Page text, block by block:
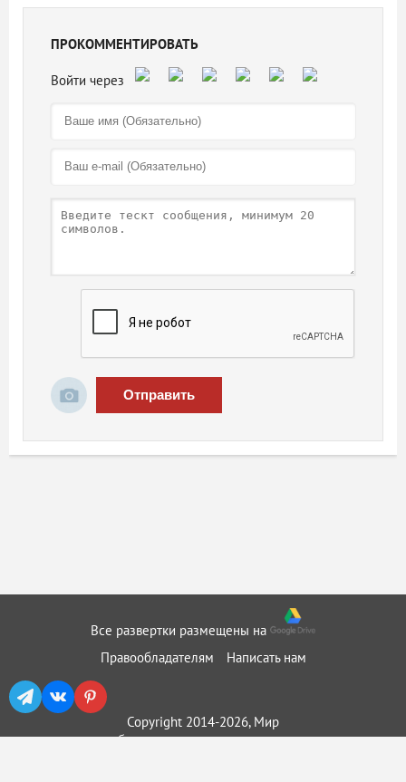
ПРОКОММЕНТИРОВАТЬ
Отправить
Все развертки размещены на
Правообладателям
Написать нам
Copyright 2014-2026, Мир
бумажного моделирования ::